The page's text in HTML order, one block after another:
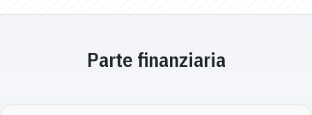
Parte finanziaria